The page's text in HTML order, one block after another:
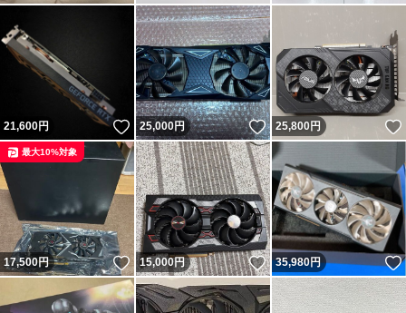
21,600円 いいね！
25,000円 いいね！
25,800円
17,500円 いいね！
最大10%対象
15,000円 いいね！
35,980円